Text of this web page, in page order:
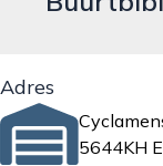
Adres
5644KH